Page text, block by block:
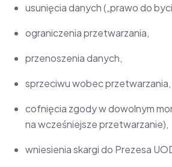
usunięcia danych („prawo do
ograniczenia przetwarzania,
przenoszenia danych,
sprzeciwu wobec przetwarzania,
cofnięcia zgody w dowolnym
na wcześniejsze przetwarzanie),
wniesienia skargi do Prezesa